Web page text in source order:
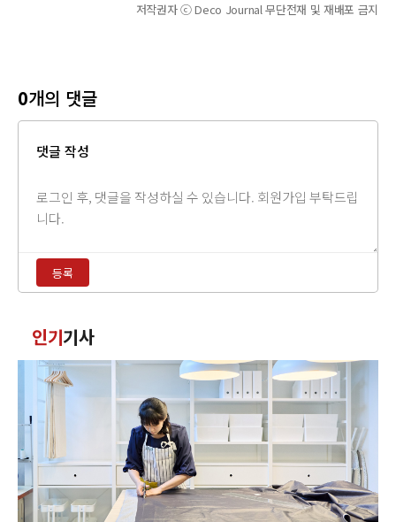
저작권자 ⓒ Deco Journal 무단전재 및 재배포 금지
0개의 댓글
댓글 작성
력
등록
글
인기기사